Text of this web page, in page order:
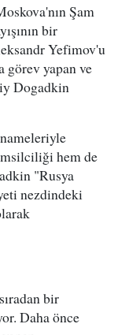
Şam
bir
Yefimov'u
görev yapan ve
Dogadkin
hem de
"Rusya
nezdindeki
bir
Daha önce